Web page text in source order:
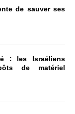
de sauver ses
: les Israéliens
de matériel